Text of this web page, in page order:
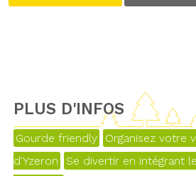
PLUS D'INFOS
Gourde friendly
Organisez votre
d'Yzeron
Se divertir en intégrant